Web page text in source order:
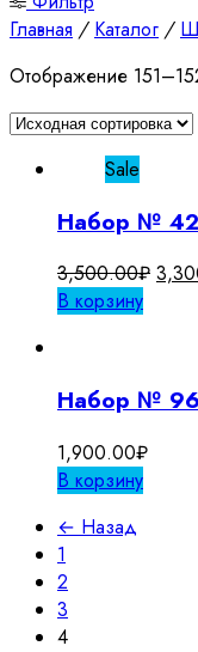
Главная / Каталог /
Отображение
Sale
Набор №
3,500.00₽
В корзину
Набор № 96
1,900.00₽
В корзину
← Назад
1
2
3
4